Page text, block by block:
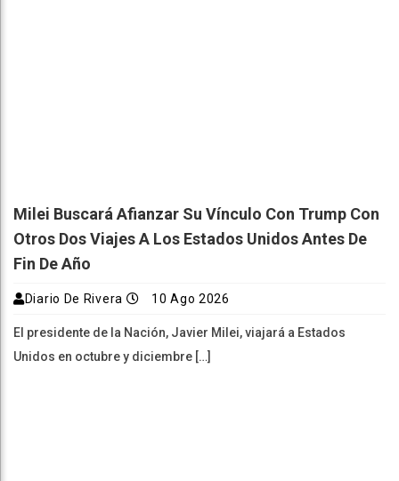
Milei Buscará Afianzar Su Vínculo Con Trump Con
Otros Dos Viajes A Los Estados Unidos Antes De
Fin De Año
Diario De Rivera 10 Ago 2026
El presidente de la Nación, Javier Milei, viajará a Estados
Unidos en octubre y diciembre […]